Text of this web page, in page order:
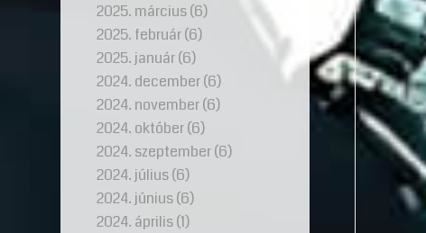
2025. március(6)
2025. február(6)
2025. január(6)
2024. december(6)
2024. november(6)
2024. október(6)
2024. szeptember(6)
2024. július(6)
2024. június(6)
2024. április(1)